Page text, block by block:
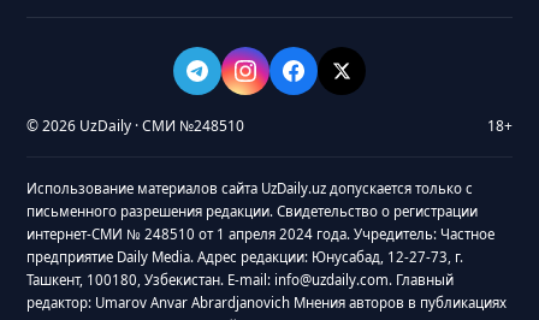
© 2026 UzDaily · СМИ №248510 18+
Использование материалов сайта UzDaily.uz допускается только с
письменного разрешения редакции. Свидетельство о регистрации
интернет-СМИ № 248510 от 1 апреля 2024 года. Учредитель: Частное
предприятие Daily Media. Адрес редакции: Юнусабад, 12-27-73, г.
Ташкент, 100180, Узбекистан. E-mail: info@uzdaily.com. Главный
редактор: Umarov Anvar Abrardjanovich Мнения авторов в публикациях